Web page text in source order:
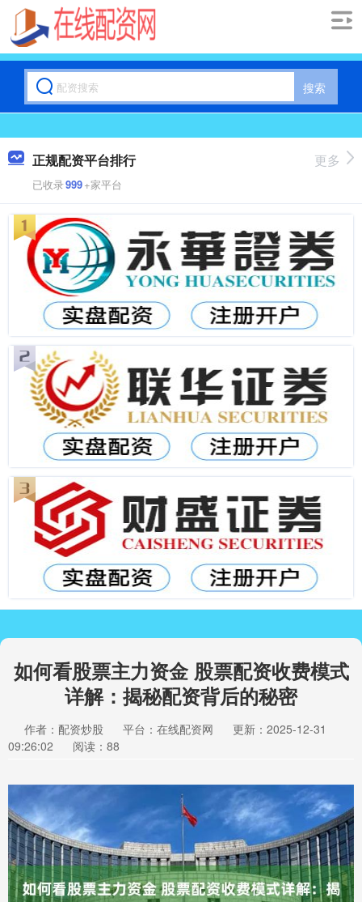
搜索
正规配资平台排行
已收录999+家平台
更多
如何看股票主力资金 股票配资收费模式
详解：揭秘配资背后的秘密
作者：配资炒股 平台：在线配资网
更新：2025-12-31
09:26:02
阅读：88